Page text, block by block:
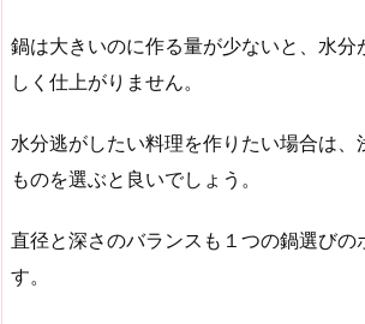
鍋は大きいのに作る量が少ないと、水分
しく仕上がりません。
水分逃がしたい料理を作りたい場合は、
ものを選ぶと良いでしょう。
直径と深さのバランスも１つの鍋選びの
す。